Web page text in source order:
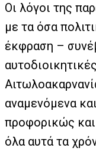
Οι λόγοι της
με τα όσα
έκφραση –
αναμενόμενα
προφορικώς
όλα αυτά τα